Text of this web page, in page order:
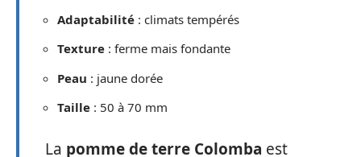
Adaptabilité : climats tempérés
Texture : ferme mais fondante
Peau : jaune dorée
Taille : 50 à 70 mm
La pomme de terre Colomba est